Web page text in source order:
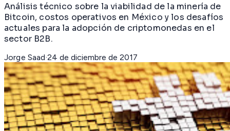
Análisis técnico sobre la viabilidad de la minería de
Bitcoin, costos operativos en México y los desafíos
actuales para la adopción de criptomonedas en el
sector B2B.
Jorge Saad·24 de diciembre de 2017